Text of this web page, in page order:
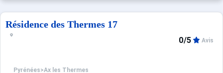
Résidence des Thermes 17
Pyrénées>Ax les Thermes
0/5 Avis